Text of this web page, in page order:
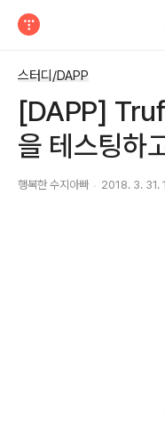
스터디/DAPP
[DAPP]
을 테스팅하
행복한 수지아빠 2018. 3. 31.